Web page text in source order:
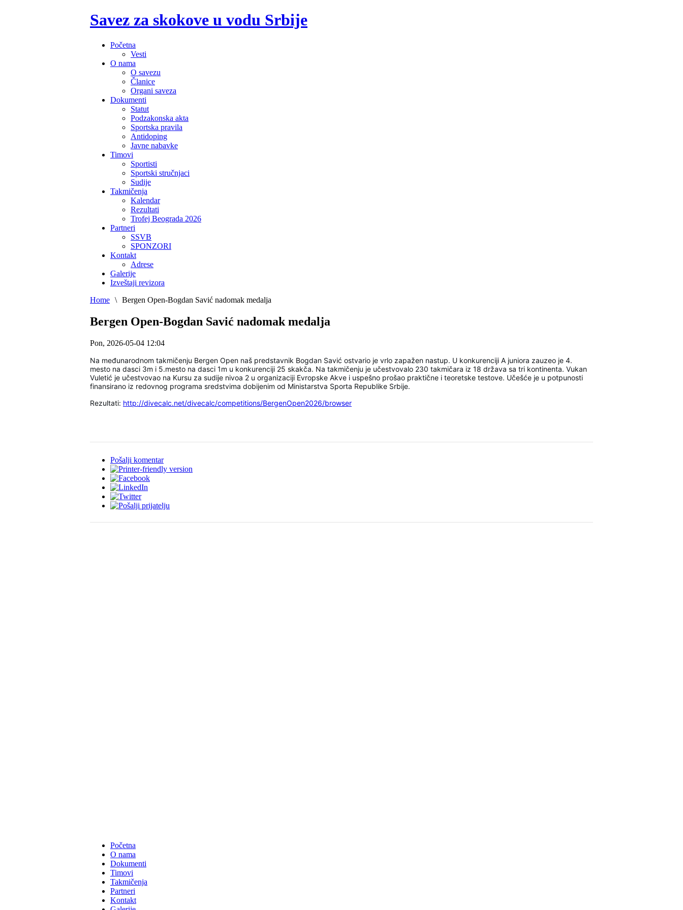
Savez za skokove u vodu Srbije
Početna
Vesti
O nama
O savezu
Članice
Organi saveza
Dokumenti
Statut
Podzakonska akta
Sportska pravila
Antidoping
Javne nabavke
Timovi
Sportisti
Sportski stručnjaci
Sudije
Takmičenja
Kalendar
Rezultati
Trofej Beograda 2026
Partneri
SSVB
SPONZORI
Kontakt
Adrese
Galerije
Izveštaji revizora
Home \ Bergen Open-Bogdan Savić nadomak medalja
Bergen Open-Bogdan Savić nadomak medalja
Pon, 2026-05-04 12:04
Na međunarodnom takmičenju Bergen Open naš predstavnik Bogdan Savić ostvario je vrlo zapažen nastup. U konkurenciji A juniora zauzeo je 4.
mesto na dasci 3m i 5.mesto na dasci 1m u konkurenciji 25 skakča. Na takmičenju je učestvovalo 230 takmičara iz 18 država sa tri kontinenta. Vukan
Vuletić je učestvovao na Kursu za sudije nivoa 2 u organizaciji Evropske Akve i uspešno prošao praktične i teoretske testove. Učešće je u potpunosti
finansirano iz redovnog programa sredstvima dobijenim od Ministarstva Sporta Republike Srbije.
Rezultati: http://divecalc.net/divecalc/competitions/BergenOpen2026/browser
Pošalji komentar
Početna
O nama
Dokumenti
Timovi
Takmičenja
Partneri
Kontakt